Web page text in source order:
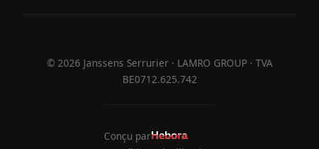
© 2026 Janssens Serrurier · LAMRO GROUP · TVA
BE0712.625.742
Conçu parHebora
Hebora